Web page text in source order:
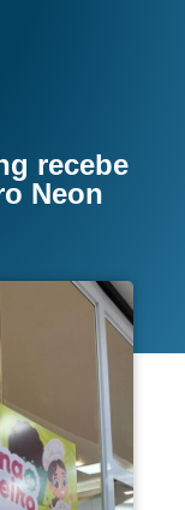
recebe
Neon